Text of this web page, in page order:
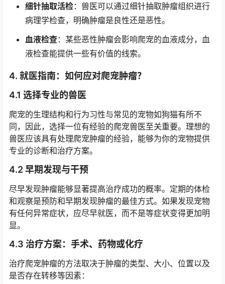
细针抽取活检：兽医可以通过细针抽取肿瘤组织进行
病理学检查，明确肿瘤是良性还是恶性。
血液检查：某些恶性肿瘤会影响爬宠的血液成分，血
液检查能提供一些有价值的线索。
4. 就医指南：如何应对爬宠肿瘤？
4.1 选择专业的兽医
爬宠的生理结构和行为习性与常见的宠物如狗猫有所不
同，因此，选择一位有经验的爬宠兽医至关重要。理想的
兽医应该具有处理爬宠肿瘤的经验，能够为你的宠物提供
专业的诊断和治疗方案。
4.2 早期发现与干预
尽早发现肿瘤能够显著提高治疗成功的概率。定期的体检
和观察是预防和早期发现肿瘤的最佳方式。如果发现宠物
有任何异常症状，应尽早就医，而不是等症状变得更加明
显。
4.3 治疗方案：手术、药物或化疗
治疗爬宠肿瘤的方法取决于肿瘤的类型、大小、位置以及
是否存在转移等因素：